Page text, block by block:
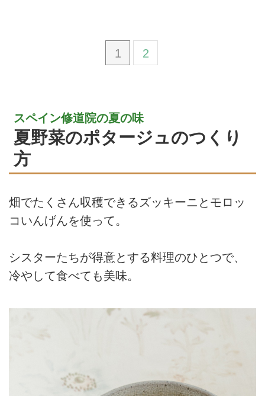
1 2
スペイン修道院の夏の味
夏野菜のポタージュのつくり
方
畑でたくさん収穫できるズッキーニとモロッ
コいんげんを使って。
シスターたちが得意とする料理のひとつで、
冷やして食べても美味。